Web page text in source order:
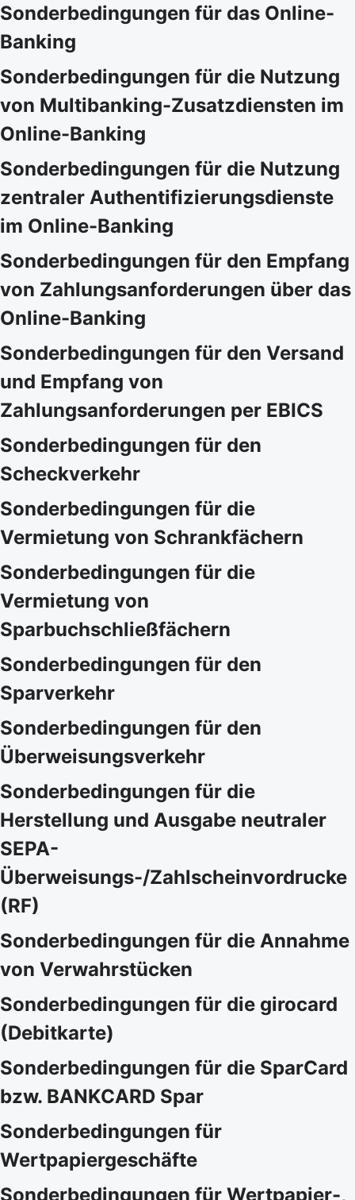
Sonderbedingungen für das Online-
Banking
Sonderbedingungen für die Nutzung
von Multibanking-Zusatzdiensten im
Online-Banking
Sonderbedingungen für die Nutzung
zentraler Authentifizierungsdienste
im Online-Banking
Sonderbedingungen für den Empfang
von Zahlungsanforderungen über das
Online-Banking
Sonderbedingungen für den Versand
und Empfang von
Zahlungsanforderungen per EBICS
Sonderbedingungen für den
Scheckverkehr
Sonderbedingungen für die
Vermietung von Schrankfächern
Sonderbedingungen für die
Vermietung von
Sparbuchschließfächern
Sonderbedingungen für den
Sparverkehr
Sonderbedingungen für den
Überweisungsverkehr
Sonderbedingungen für die
Herstellung und Ausgabe neutraler
SEPA-
Überweisungs-/Zahlscheinvordrucke
(RF)
Sonderbedingungen für die Annahme
von Verwahrstücken
Sonderbedingungen für die girocard
(Debitkarte)
Sonderbedingungen für die SparCard
bzw. BANKCARD Spar
Sonderbedingungen für
Wertpapiergeschäfte
Sonderbedingungen für Wertpapier-,